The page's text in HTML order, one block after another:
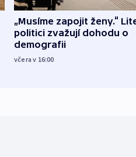
„Musíme zapojit ženy.“
politici zvažují dohodu o
demografii
včera v 16:00